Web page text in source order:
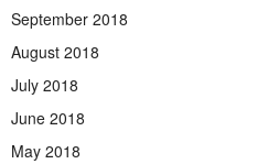
September 2018
August 2018
July 2018
June 2018
May 2018